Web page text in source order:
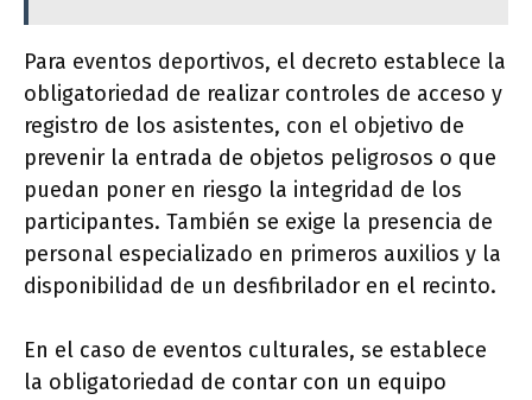
Para eventos deportivos, el decreto establece la
obligatoriedad de realizar controles de acceso y
registro de los asistentes, con el objetivo de
prevenir la entrada de objetos peligrosos o que
puedan poner en riesgo la integridad de los
participantes. También se exige la presencia de
personal especializado en primeros auxilios y la
disponibilidad de un desfibrilador en el recinto.
En el caso de eventos culturales, se establece
la obligatoriedad de contar con un equipo